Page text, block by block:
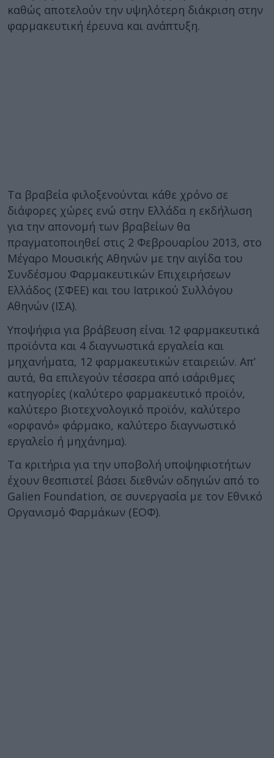
καθώς αποτελούν την υψηλότερη διάκριση στην
φαρμακευτική έρευνα και ανάπτυξη.
Τα βραβεία φιλοξενούνται κάθε χρόνο σε
διάφορες χώρες ενώ στην Ελλάδα η εκδήλωση
για την απονομή των βραβείων θα
πραγματοποιηθεί στις 2 Φεβρουαρίου 2013, στο
Μέγαρο Μουσικής Αθηνών με την αιγίδα του
Συνδέσμου Φαρμακευτικών Επιχειρήσεων
Ελλάδος (ΣΦΕΕ) και του Ιατρικού Συλλόγου
Αθηνών (ΙΣΑ).
Υποψήφια για βράβευση είναι 12 φαρμακευτικά
προϊόντα και 4 διαγνωστικά εργαλεία και
μηχανήματα, 12 φαρμακευτικών εταιρειών. Απ’
αυτά, θα επιλεγούν τέσσερα από ισάριθμες
κατηγορίες (καλύτερο φαρμακευτικό προϊόν,
καλύτερο βιοτεχνολογικό προϊόν, καλύτερο
«ορφανό» φάρμακο, καλύτερο διαγνωστικό
εργαλείο ή μηχάνημα).
Τα κριτήρια για την υποβολή υποψηφιοτήτων
έχουν θεσπιστεί βάσει διεθνών οδηγιών από το
Galien Foundation, σε συνεργασία με τον Εθνικό
Οργανισμό Φαρμάκων (ΕΟΦ).